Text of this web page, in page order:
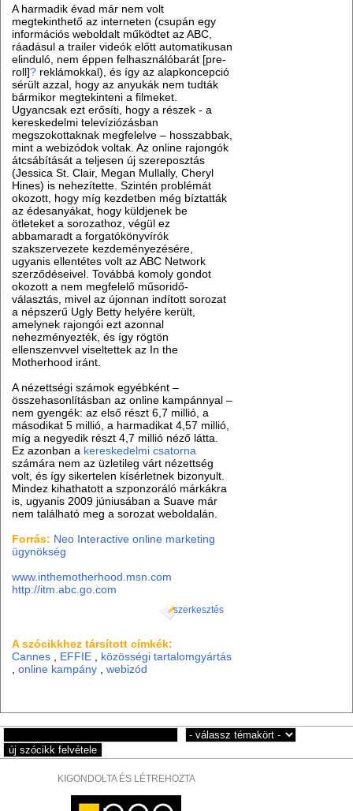
A harmadik évad már nem volt
megtekinthető az interneten (csupán egy
információs weboldalt működtet az ABC,
ráadásul a trailer videók előtt automatikusan
elinduló, nem éppen felhasználóbarát [pre-
roll]? reklámokkal), és így az alapkoncepció
sérült azzal, hogy az anyukák nem tudták
bármikor megtekinteni a filmeket.
Ugyancsak ezt erősíti, hogy a részek - a
kereskedelmi televíziózásban
megszokottaknak megfelelve – hosszabbak,
mint a webizódok voltak. Az online rajongók
átcsábítását a teljesen új szereposztás
(Jessica St. Clair, Megan Mullally, Cheryl
Hines) is nehezítette. Szintén problémát
okozott, hogy míg kezdetben még bíztatták
az édesanyákat, hogy küldjenek be
ötleteket a sorozathoz, végül ez
abbamaradt a forgatókönyvírók
szakszervezete kezdeményezésére,
ugyanis ellentétes volt az ABC Network
szerződéseivel. Továbbá komoly gondot
okozott a nem megfelelő műsoridő-
választás, mivel az újonnan indított sorozat
a népszerű Ugly Betty helyére került,
amelynek rajongói ezt azonnal
nehezményezték, és így rögtön
ellenszenvvel viseltettek az In the
Motherhood iránt.
A nézettségi számok egyébként –
összehasonlításban az online kampánnyal –
nem gyengék: az első részt 6,7 millió, a
másodikat 5 millió, a harmadikat 4,57 millió,
míg a negyedik részt 4,7 millió néző látta.
Ez azonban a kereskedelmi csatorna
számára nem az üzletileg várt nézettség
volt, és így sikertelen kísérletnek bizonyult.
Mindez kihathatott a szponzoráló márkákra
is, ugyanis 2009 júniusában a Suave már
nem található meg a sorozat weboldalán.
Forrás: Neo Interactive online marketing
ügynökség
www.inthemotherhood.msn.com
http://itm.abc.go.com
szerkesztés
A szócikkhez társított címkék:
Cannes
EFFIE
közösségi tartalomgyártás
,online kampány ,webizód
KIGONDOLTA ÉS LÉTREHOZTA